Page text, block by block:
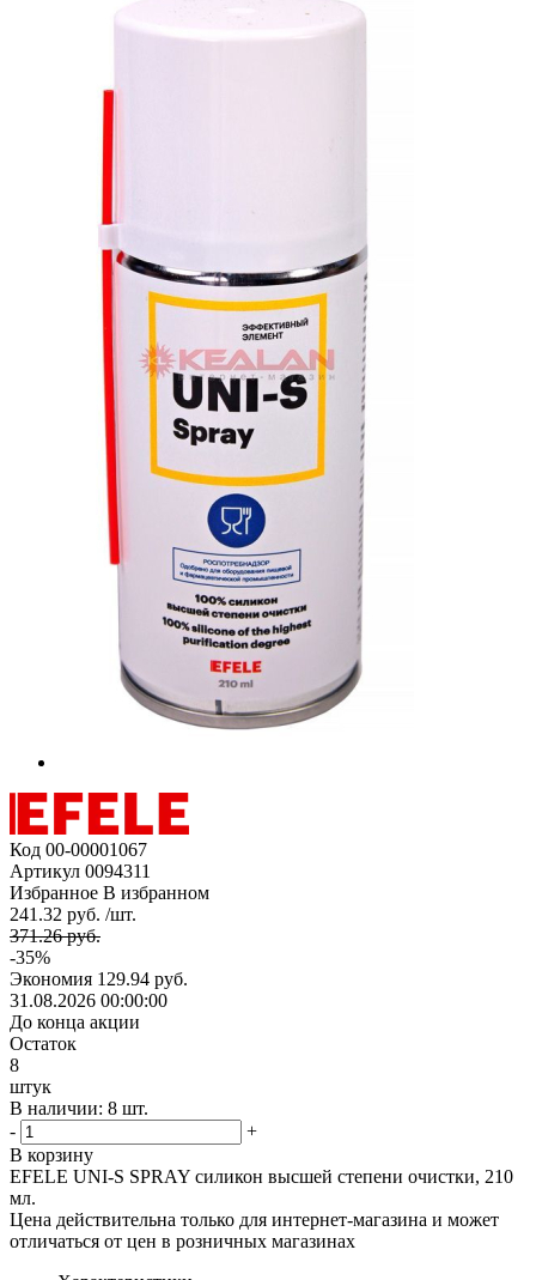
Код 00-00001067
Артикул 0094311
Избранное В избранном
241.32 руб. /шт.
371.26 руб.
-35%
Экономия 129.94 руб.
31.08.2026 00:00:00
До конца акции
Остаток
8
штук
В наличии: 8 шт.
-
+
В корзину
EFELE UNI-S SPRAY силикон высшей степени очистки, 210
мл.
Цена действительна только для интернет-магазина и может
отличаться от цен в розничных магазинах